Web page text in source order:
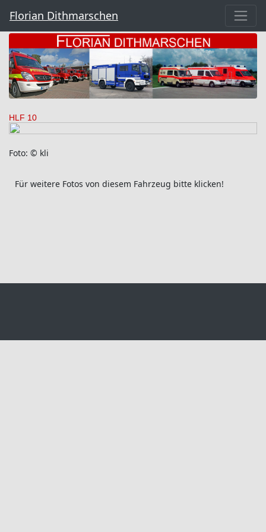
Florian Dithmarschen
HLF 10
Foto: © kli
Für weitere Fotos von diesem Fahrzeug bitte klicken!